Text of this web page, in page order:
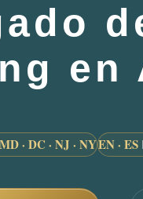
en
· DC · NJ · NYEN · ES